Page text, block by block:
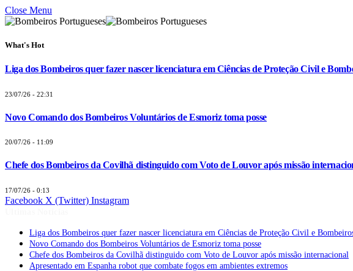
Close Menu
What's Hot
Liga dos Bombeiros quer fazer nascer licenciatura em Ciências de Proteção Civil e
23/07/26 - 22:31
Novo Comando dos Bombeiros Voluntários de Esmoriz toma posse
20/07/26 - 11:09
Chefe dos Bombeiros da Covilhã distinguido com Voto de Louvor após missão
17/07/26 - 0:13
Facebook X (Twitter) Instagram
Liga dos Bombeiros quer fazer nascer licenciatura em Ciências de Proteção Civil e
Novo Comando dos Bombeiros Voluntários de Esmoriz toma posse
Chefe dos Bombeiros da Covilhã distinguido com Voto de Louvor após missão internacional
Apresentado em Espanha robot que combate fogos em ambientes extremos